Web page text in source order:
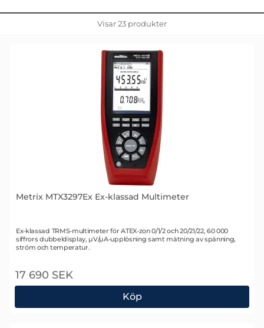
Visar 23 produkter
Metrix MTX3297Ex Ex-klassad Multimeter
Art. nr 2712
Ex-klassad TRMS-multimeter för ATEX-zon 0/1/2 och 20/21/22, 60 000
siffrors dubbeldisplay, µV/µA-upplösning samt mätning av spänning,
ström och temperatur.
17 690 SEK
Köp
Metrix MTX3297Ex Ex-klassad Multimeter